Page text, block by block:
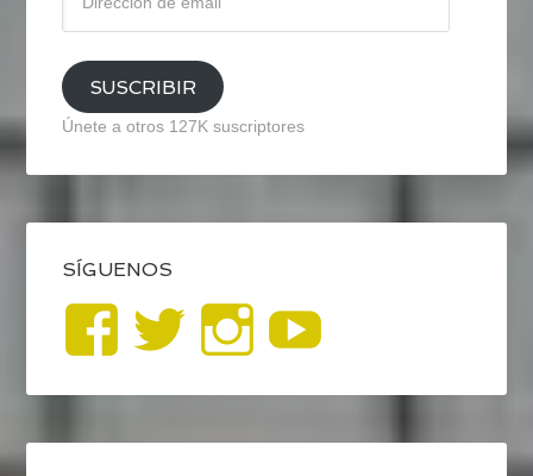
email
SUSCRIBIR
Únete a otros 127K suscriptores
SÍGUENOS
Ver
perfil
de
Ver
perfil
de
Ver
perfil
de